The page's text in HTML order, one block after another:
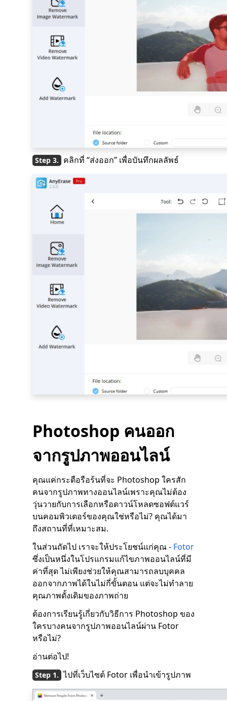
คลิกที่ “ส่งออก” เพื่อบันทึกผลลัพธ์
Photoshop คนออก
จากรูปภาพออนไลน์
คุณแค่กระตือรือร้นที่จะ Photoshop ใครสัก
คนจากรูปภาพทางออนไลน์เพราะคุณไม่ต้อง
วุ่นวายกับการเลือกหรือดาวน์โหลดซอฟต์แวร์
บนคอมพิวเตอร์ของคุณใช่หรือไม่? คุณได้มา
ถึงสถานที่ที่เหมาะสม.
ในส่วนถัดไป เราจะให้ประโยชน์แก่คุณ - Fotor
ซึ่งเป็นหนึ่งในโปรแกรมแก้ไขภาพออนไลน์ที่มี
ค่าที่สุด ไม่เพียงช่วยให้คุณสามารถลบบุคคล
ออกจากภาพได้ในไม่กี่ขั้นตอน แต่จะไม่ทำลาย
คุณภาพดั้งเดิมของภาพถ่าย
ต้องการเรียนรู้เกี่ยวกับวิธีการ Photoshop ของ
ใครบางคนจากรูปภาพออนไลน์ผ่าน Fotor
หรือไม่?
อ่านต่อไป!
ไปที่เว็บไซต์ Fotor เพื่อนำเข้ารูปภาพ